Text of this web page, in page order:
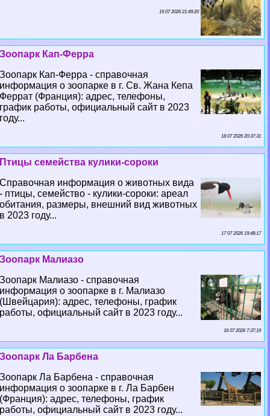
19 07 2026 21:49:20
Зоопарк Кап-Ферра
Зоопарк Кап-Ферра - справочная
информация о зоопарке в г. Св. Жана Кепа
Феррат (Франция): адрес, телефоны,
график работы, официальный сайт в 2023
году...
18 07 2026 20:37:31
Птицы семейства кулики-сороки
Справочная информация о животных вида
- птицы, семейство - кулики-сороки: ареал
обитания, размеры, внешний вид животных
в 2023 году...
17 07 2026 19:48:17
Зоопарк Малиазо
Зоопарк Малиазо - справочная
информация о зоопарке в г. Малиазо
(Швейцария): адрес, телефоны, график
работы, официальный сайт в 2023 году...
16 07 2026 7:37:19
Зоопарк Ла Барбена
Зоопарк Ла Барбена - справочная
информация о зоопарке в г. Ла Барбен
(Франция): адрес, телефоны, график
работы, официальный сайт в 2023 году...